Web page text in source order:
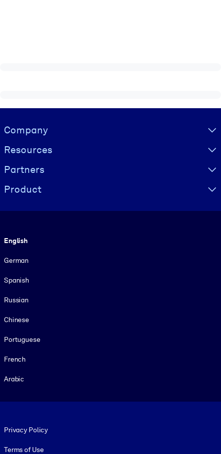
Visually hidden Text
Company
Resources
Partners
Product
English
German
Spanish
Russian
Chinese
Portuguese
French
Arabic
Privacy Policy
Terms of Use